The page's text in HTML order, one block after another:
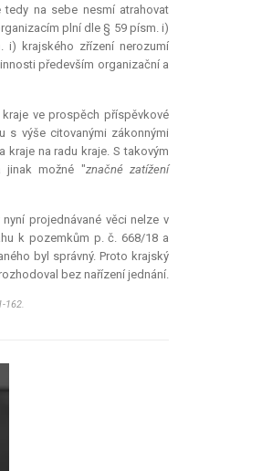
tedy na sebe nesmí atrahovat
plní dle § 59 písm. i)
i) krajského zřízení nerozumí
především organizační a
ve prospěch příspěvkové
s výše citovanými zákonnými
kraje na radu kraje. S takovým
jinak možné "značné zatížení
projednávané věci nelze v
k pozemkům p. č. 668/18 a
byl správný. Proto krajský
bez nařízení jednání.
162.